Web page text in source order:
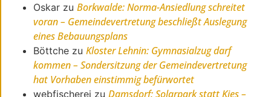
Oskar zuBorkwalde: Norma-Ansiedlung schreitet
voran – Gemeindevertretung beschließt Auslegung
eines Bebauungsplans
Böttche zuKloster Lehnin: Gymnasialzug darf
kommen – Sondersitzung der Gemeindevertretung
hat Vorhaben einstimmig befürwortet
webfischerei zuDamsdorf: Solarpark statt Kies –